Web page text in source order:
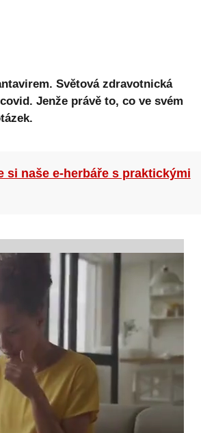
Světová zdravotnická
Jenže právě to, co ve svém
si naše e-herbáře s praktickými